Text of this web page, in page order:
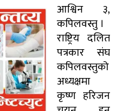
आश्विन ३,
कपिलवस्तु ।
राष्ट्रिय दलित
पत्रकार संघ
कपिलवस्तुको
अध्यक्षमा
कृष्ण हरिजन